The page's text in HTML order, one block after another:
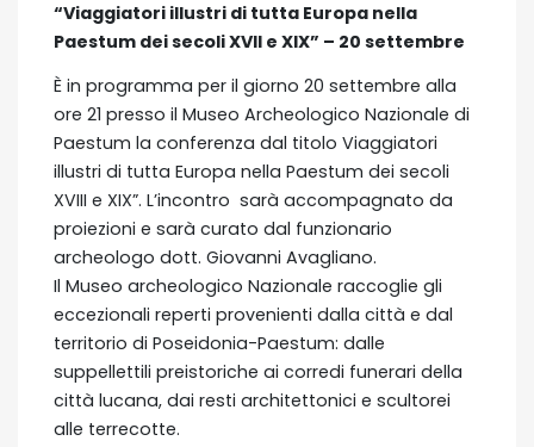
“Viaggiatori illustri di tutta Europa nella
Paestum dei secoli XVII e XIX” – 20 settembre
È in programma per il giorno 20 settembre alla
ore 21 presso il Museo Archeologico Nazionale di
Paestum la conferenza dal titolo Viaggiatori
illustri di tutta Europa nella Paestum dei secoli
XVIII e XIX”. L’incontro sarà accompagnato da
proiezioni e sarà curato dal funzionario
archeologo dott. Giovanni Avagliano.
Il Museo archeologico Nazionale raccoglie gli
eccezionali reperti provenienti dalla città e dal
territorio di Poseidonia-Paestum: dalle
suppellettili preistoriche ai corredi funerari della
città lucana, dai resti architettonici e scultorei
alle terrecotte.